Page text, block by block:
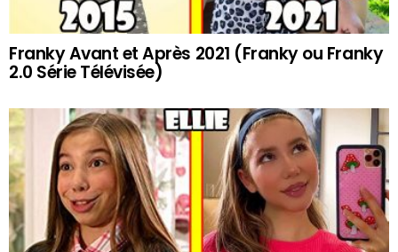
Franky Avant et Après 2021 (Franky ou Franky
2.0 Série Télévisée)